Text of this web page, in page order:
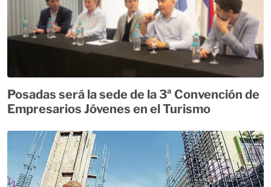
Posadas será la sede de la 3ª Convención de
Empresarios Jóvenes en el Turismo